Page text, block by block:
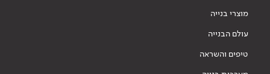
מוצרי בנייה
עולם הבנייה
טיפים והשראה